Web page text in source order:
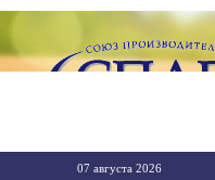
07 августа 2026